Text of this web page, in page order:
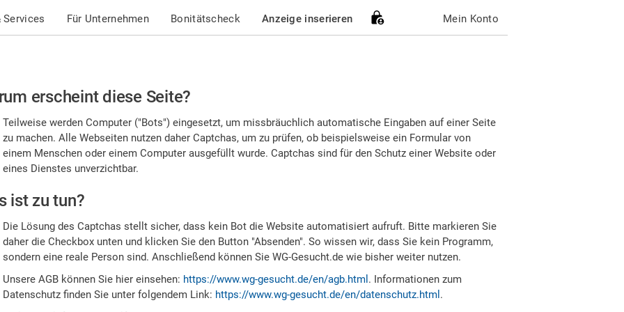
Services Für Unternehmen Bonitätscheck Anzeige inserieren Mein Konto
erscheint diese Seite?
Teilweise werden Computer ("Bots") eingesetzt, um missbräuchlich automatische Eingaben auf einer Seite
zu machen. Alle Webseiten nutzen daher Captchas, um zu prüfen, ob beispielsweise ein Formular von
einem Menschen oder einem Computer ausgefüllt wurde. Captchas sind für den Schutz einer Website oder
eines Dienstes unverzichtbar.
ist zu tun?
Die Lösung des Captchas stellt sicher, dass kein Bot die Website automatisiert aufruft. Bitte markieren Sie
daher die Checkbox unten und klicken Sie den Button "Absenden". So wissen wir, dass Sie kein Programm,
sondern eine reale Person sind. Anschließend können Sie WG-Gesucht.de wie bisher weiter nutzen.
Unsere AGB können Sie hier einsehen: https://www.wg-gesucht.de/en/agb.html . Informationen zum
Datenschutz finden Sie unter folgendem Link: https://www.wg-gesucht.de/en/datenschutz.html .